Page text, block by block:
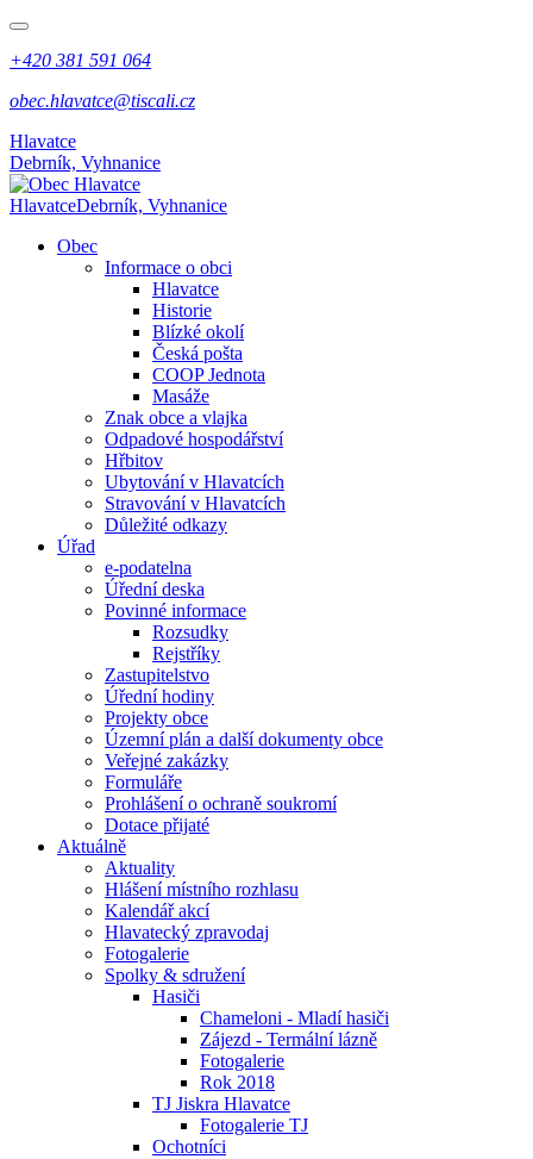
+420 381 591 064
obec.hlavatce@tiscali.cz
Hlavatce
Debrník, Vyhnanice
HlavatceDebrník, Vyhnanice
Obec
Informace o obci
Hlavatce
Historie
Blízké okolí
Česká pošta
COOP Jednota
Masáže
Znak obce a vlajka
Odpadové hospodářství
Hřbitov
Ubytování v Hlavatcích
Stravování v Hlavatcích
Důležité odkazy
Úřad
e-podatelna
Úřední deska
Povinné informace
Rozsudky
Rejstříky
Zastupitelstvo
Úřední hodiny
Projekty obce
Územní plán a další dokumenty obce
Veřejné zakázky
Formuláře
Prohlášení o ochraně soukromí
Dotace přijaté
Aktuálně
Aktuality
Hlášení místního rozhlasu
Kalendář akcí
Hlavatecký zpravodaj
Fotogalerie
Spolky & sdružení
Hasiči
Chameloni - Mladí hasiči
Zájezd - Termální lázně
Fotogalerie
Rok 2018
TJ Jiskra Hlavatce
Fotogalerie TJ
Ochotníci